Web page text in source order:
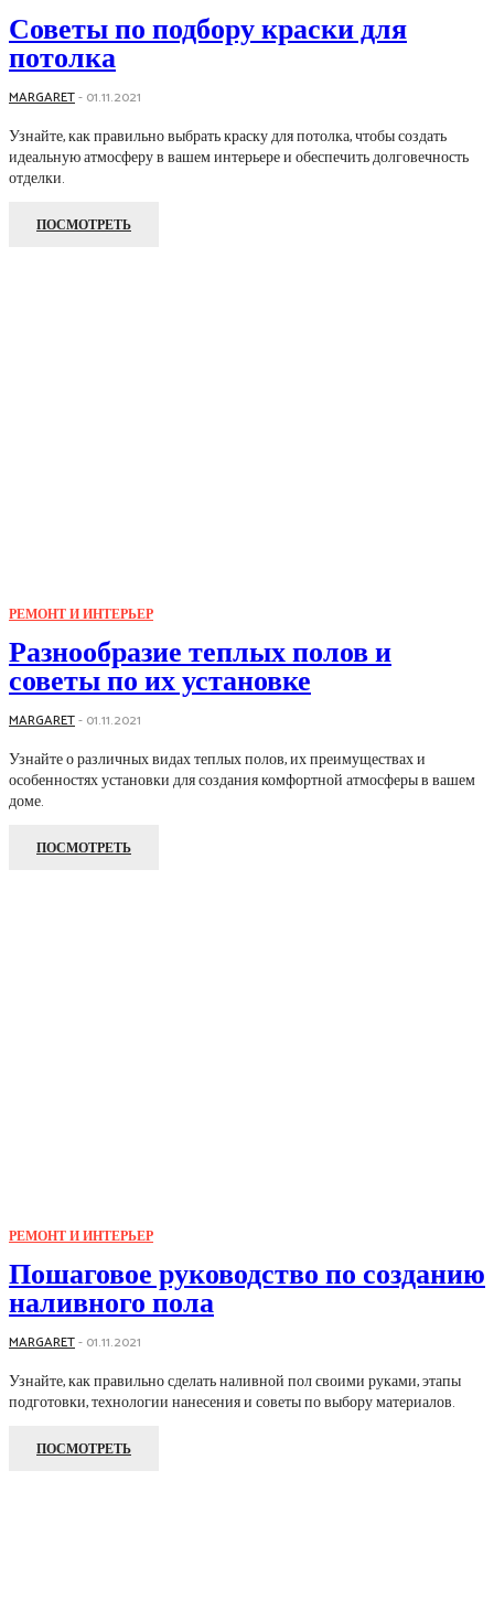
Советы по подбору краски для
потолка
MARGARET- 01.11.2021
Узнайте, как правильно выбрать краску для потолка, чтобы создать
идеальную атмосферу в вашем интерьере и обеспечить долговечность
отделки.
ПОСМОТРЕТЬ
РЕМОНТ И ИНТЕРЬЕР
Разнообразие теплых полов и
советы по их установке
MARGARET- 01.11.2021
Узнайте о различных видах теплых полов, их преимуществах и
особенностях установки для создания комфортной атмосферы в вашем
доме.
ПОСМОТРЕТЬ
РЕМОНТ И ИНТЕРЬЕР
Пошаговое руководство по созданию
наливного пола
MARGARET- 01.11.2021
Узнайте, как правильно сделать наливной пол своими руками, этапы
подготовки, технологии нанесения и советы по выбору материалов.
ПОСМОТРЕТЬ